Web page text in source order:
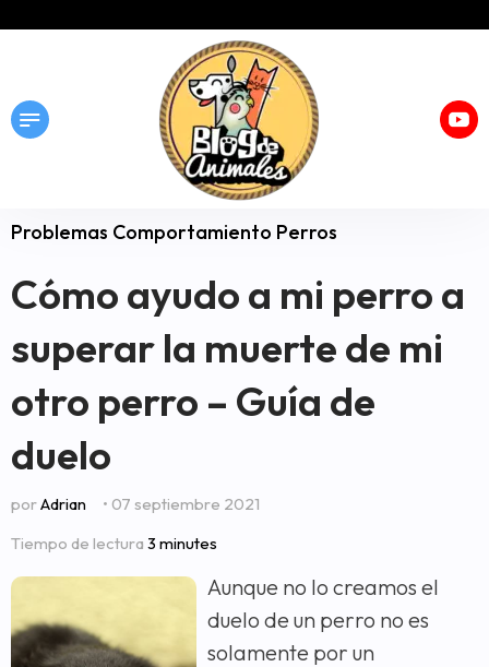
Problemas Comportamiento Perros
Cómo ayudo a mi perro a
superar la muerte de mi
otro perro – Guía de
duelo
porAdrian
• 07 septiembre 2021
Tiempo de lectura 3 minutes
Aunque no lo creamos el
duelo de un perro no es
solamente por un